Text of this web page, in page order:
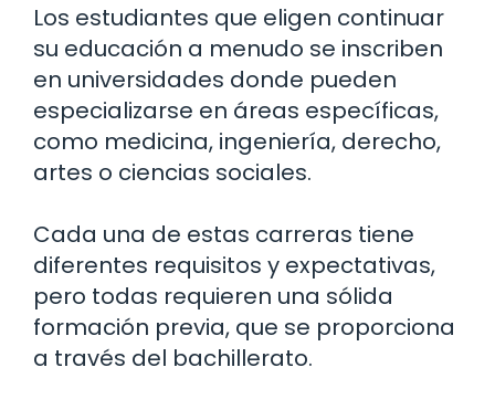
Los estudiantes que eligen continuar
su educación a menudo se inscriben
en universidades donde pueden
especializarse en áreas específicas,
como medicina, ingeniería, derecho,
artes o ciencias sociales.
Cada una de estas carreras tiene
diferentes requisitos y expectativas,
pero todas requieren una sólida
formación previa, que se proporciona
a través del bachillerato.